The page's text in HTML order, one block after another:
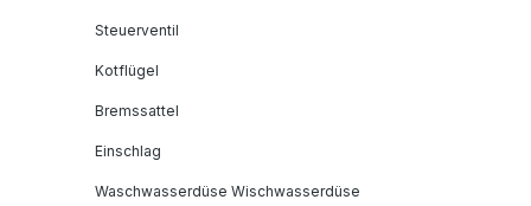
Steuerventil
Kotflügel
Bremssattel
Einschlag
Waschwasserdüse Wischwasserdüse